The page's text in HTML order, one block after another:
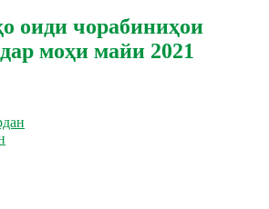
оиди чорабиниҳои
моҳи майи 2021